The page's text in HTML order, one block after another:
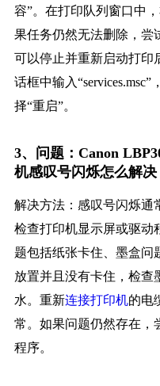
容”。在打印队列窗口中
果任务仍然无法删除，尝
可以停止并重新启动打印
话框中输入“services.msc”
择“重启”。
3、问题：Canon
机感叹号闪烁怎么解决
解决方法：感叹号闪烁通
检查打印机显示屏或驱动
题包括纸张卡住、墨盒问
放置并且没有卡住，检查
水。重新连接打印机的电
常。如果问题仍然存在，
程序。